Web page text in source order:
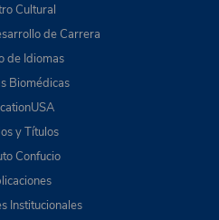
Cultural
de Carrera
de Idiomas
Biomédicas
y Títulos
Confucio
Institucionales